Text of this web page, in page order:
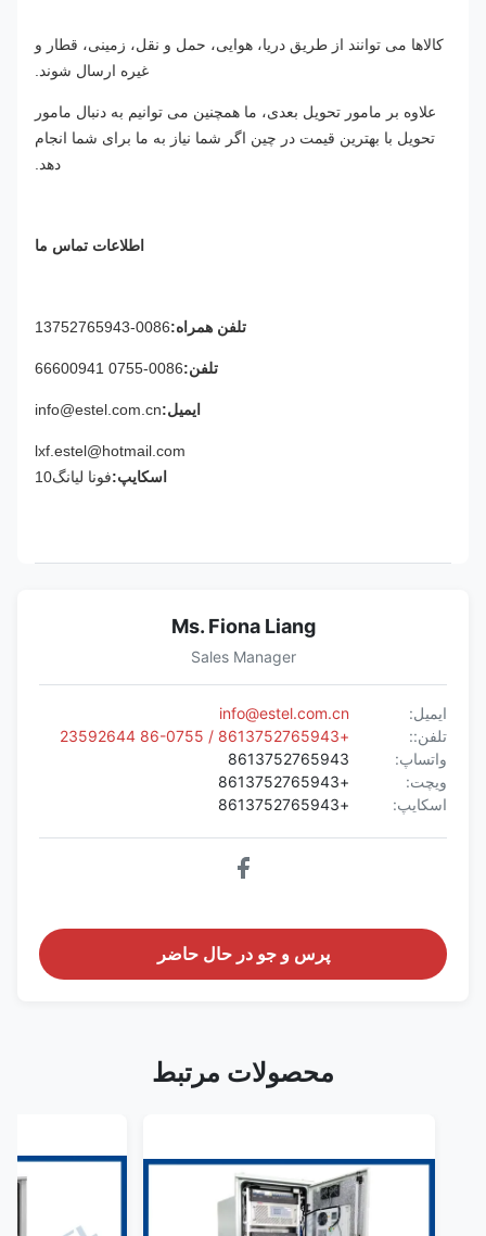
کالاها می توانند از طریق دریا، هوایی، حمل و نقل، زمینی، قطار و
غیره ارسال شوند.
علاوه بر مامور تحویل بعدی، ما همچنین می توانیم به دنبال مامور
تحویل با بهترین قیمت در چین اگر شما نیاز به ما برای شما انجام
دهد.
اطلاعات تماس ما
تلفن همراه:0086-13752765943
تلفن:0086-0755 66600941
ایمیل:info@estel.com.cn
lxf.estel@hotmail.com
اسکایپ:فونا لیانگ10
Ms. Fiona Liang
Sales Manager
ایمیل:
info@estel.com.cn
تلفن::
+8613752765943 / 86-0755 23592644
واتساپ:
8613752765943
ویچت:
+8613752765943
اسکایپ:
+8613752765943
پرس و جو در حال حاضر
محصولات مرتبط